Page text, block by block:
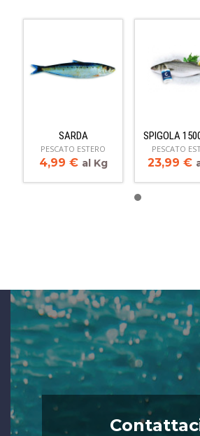
SARDA
PESCATO ESTERO
4,99 € al Kg
SPIGOLA
PESCATO
23,99 €